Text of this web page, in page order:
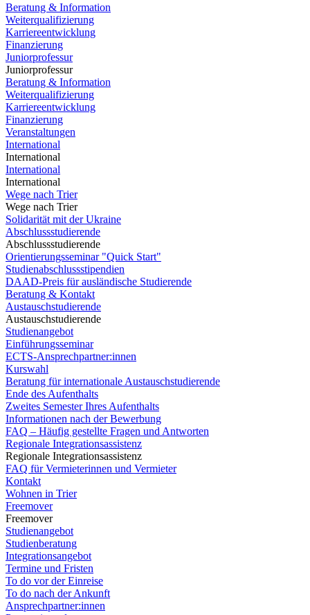
Beratung & Information
Weiterqualifizierung
Karriereentwicklung
Finanzierung
Juniorprofessur
Juniorprofessur
Beratung & Information
Weiterqualifizierung
Karriereentwicklung
Finanzierung
Veranstaltungen
International
International
International
International
Wege nach Trier
Wege nach Trier
Solidarität mit der Ukraine
Abschlussstudierende
Abschlussstudierende
Orientierungsseminar "Quick Start"
Studienabschlussstipendien
DAAD-Preis für ausländische Studierende
Beratung & Kontakt
Austauschstudierende
Austauschstudierende
Studienangebot
Einführungsseminar
ECTS-Ansprechpartner:innen
Kurswahl
Beratung für internationale Austauschstudierende
Ende des Aufenthalts
Zweites Semester Ihres Aufenthalts
Informationen nach der Bewerbung
FAQ – Häufig gestellte Fragen und Antworten
Regionale Integrationsassistenz
Regionale Integrationsassistenz
FAQ für Vermieterinnen und Vermieter
Kontakt
Wohnen in Trier
Freemover
Freemover
Studienangebot
Studienberatung
Integrationsangebot
Termine und Fristen
To do vor der Einreise
To do nach der Ankunft
Ansprechpartner:innen